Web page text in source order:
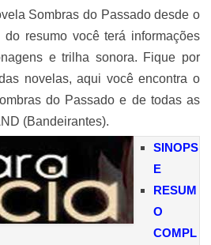
Sombras do Passado desde o
do resumo você terá informações
e trilha sonora. Fique por
novelas, aqui você encontra o
do Passado e de todas as
(Bandeirantes).
SINOPS
E
RESUM
O
COMPL